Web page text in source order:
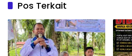
Pos Terkait